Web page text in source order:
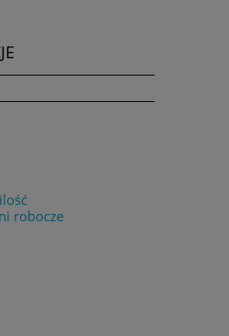
robocze